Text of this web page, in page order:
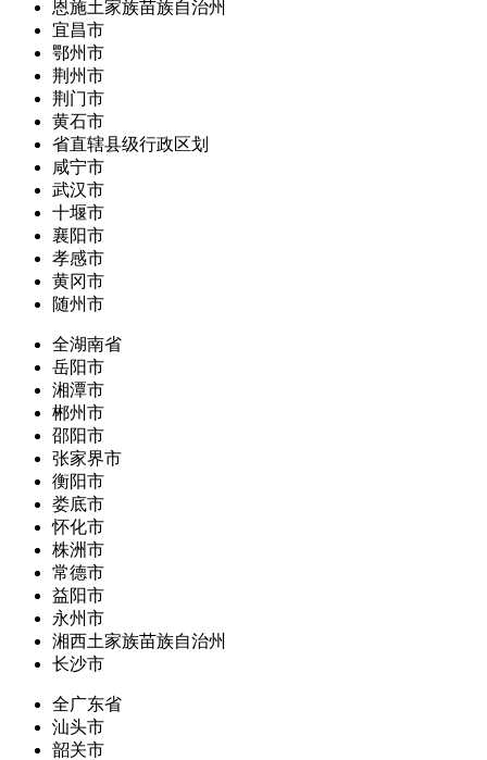
恩施土家族苗族自治州
宜昌市
鄂州市
荆州市
荆门市
黄石市
省直辖县级行政区划
咸宁市
武汉市
十堰市
襄阳市
孝感市
黄冈市
随州市
全湖南省
岳阳市
湘潭市
郴州市
邵阳市
张家界市
衡阳市
娄底市
怀化市
株洲市
常德市
益阳市
永州市
湘西土家族苗族自治州
长沙市
全广东省
汕头市
韶关市